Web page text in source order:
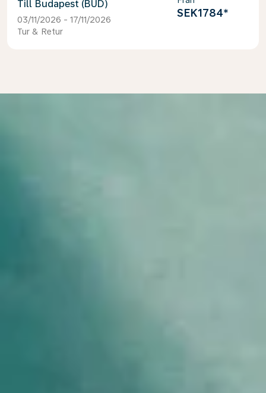
Budapest (BUD)
03/11/2026 - 17/11/2026
Tur & Retur
SEK1784*